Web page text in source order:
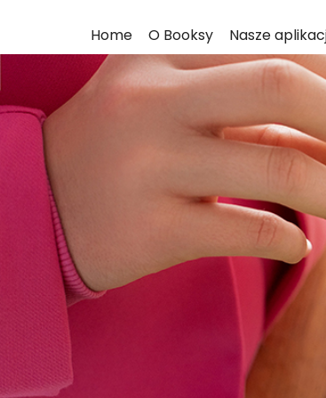
Home O Booksy Nasze